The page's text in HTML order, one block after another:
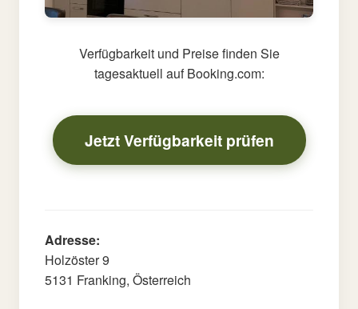
Verfügbarkeit und Preise finden Sie
tagesaktuell auf Booking.com:
Jetzt Verfügbarkeit prüfen
Adresse:
Holzöster 9
5131 Franking, Österreich